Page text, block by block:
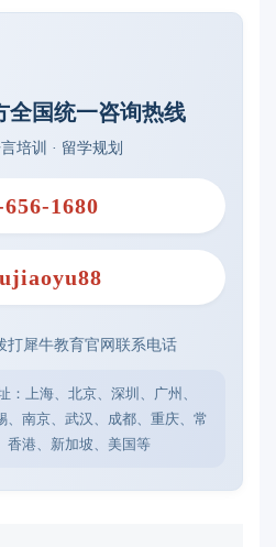
全国统一咨询热线
培训 · 留学规划
1680
打犀牛教育官网联系电话
：上海、北京、深圳、广州、
、南京、武汉、成都、重庆、常
香港、新加坡、美国等